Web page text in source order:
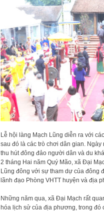
Lễ hội làng Mạch Lũng diễn ra với
sau đó là các trò chơi dân gian.
thu hút đông đảo người dân và du
2 tháng Hai năm Quý Mão, xã Đại
Lũng đông với sự tham dự của đông
lãnh đạo Phòng VHTT huyện và địa
Những năm qua, xã Đại Mạch rất
hóa lịch sử của địa phương, trong đó